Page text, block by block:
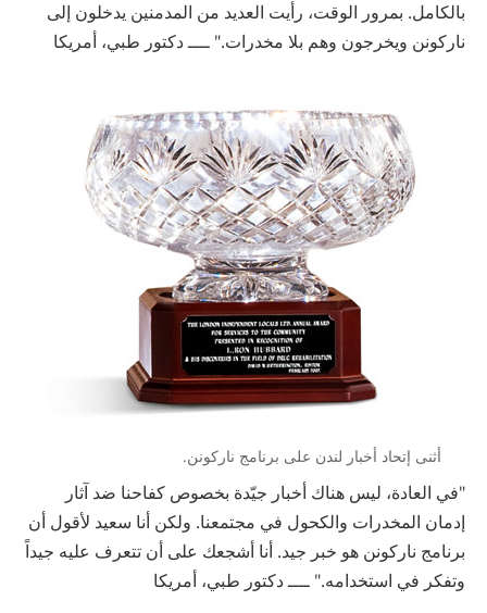
بالكامل. بمرور الوقت، رأيت العديد من المدمنين يدخلون إلى
ناركونن ويخرجون وهم بلا مخدرات." ــــ دكتور طبي، أمريكا
أثنى إتحاد أخبار لندن على برنامج ناركونن.
"في العادة، ليس هناك أخبار جيّدة بخصوص كفاحنا ضد آثار
إدمان المخدرات والكحول في مجتمعنا. ولكن أنا سعيد لأقول أن
برنامج ناركونن هو خبر جيد. أنا أشجعك على أن تتعرف عليه جيداً
وتفكر في استخدامه." ــــ دكتور طبي، أمريكا